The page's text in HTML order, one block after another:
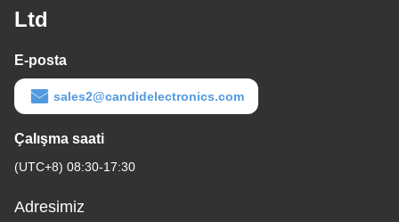
Ltd
E-posta
sales2@candidelectronics.com
Çalışma saati
(UTC+8) 08:30-17:30
Adresimiz